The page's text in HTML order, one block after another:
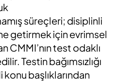
süreçleri; disiplinli
getirmek için evrimsel
CMMI’nıntest odaklı
Testin bağımsızlığı
konu başlıklarından